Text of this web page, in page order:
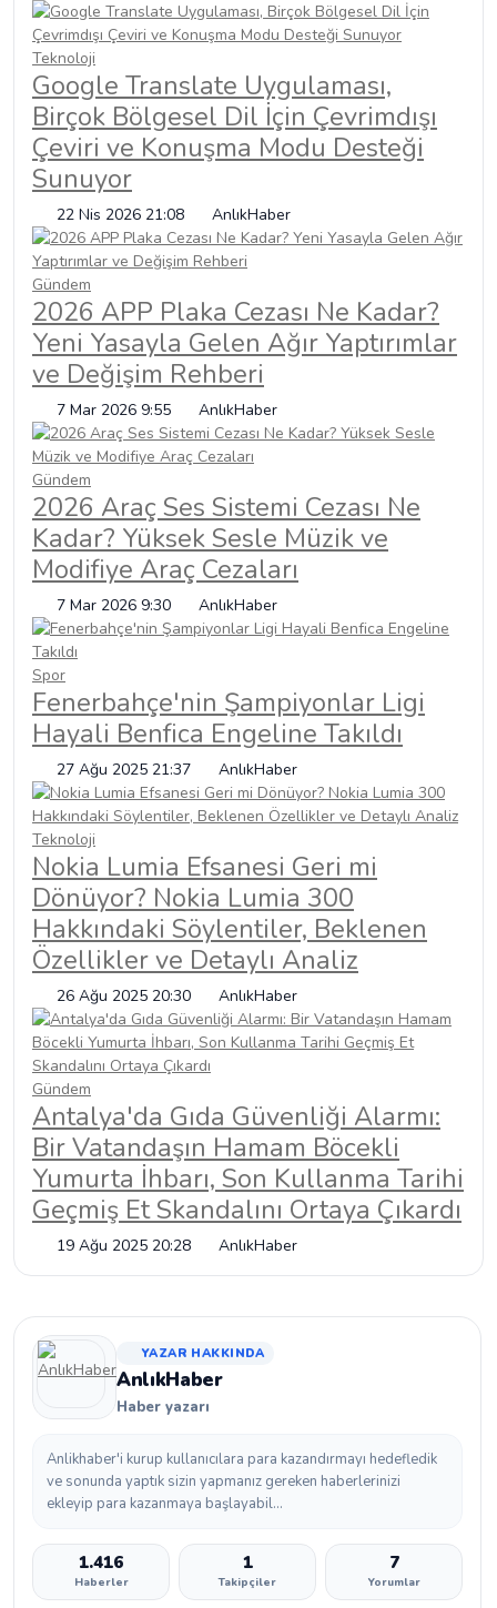
Teknoloji
Google Translate Uygulaması,
Birçok Bölgesel Dil İçin Çevrimdışı
Çeviri ve Konuşma Modu Desteği
Sunuyor
22 Nis 2026 21:08 AnlıkHaber
Gündem
2026 APP Plaka Cezası Ne Kadar?
Yeni Yasayla Gelen Ağır Yaptırımlar
ve Değişim Rehberi
7 Mar 2026 9:55 AnlıkHaber
Gündem
2026 Araç Ses Sistemi Cezası Ne
Kadar? Yüksek Sesle Müzik ve
Modifiye Araç Cezaları
7 Mar 2026 9:30 AnlıkHaber
Spor
Fenerbahçe'nin Şampiyonlar Ligi
Hayali Benfica Engeline Takıldı
27 Ağu 2025 21:37 AnlıkHaber
Teknoloji
Nokia Lumia Efsanesi Geri mi
Dönüyor? Nokia Lumia 300
Hakkındaki Söylentiler, Beklenen
Özellikler ve Detaylı Analiz
26 Ağu 2025 20:30 AnlıkHaber
Gündem
Antalya'da Gıda Güvenliği Alarmı:
Bir Vatandaşın Hamam Böcekli
Yumurta İhbarı, Son Kullanma Tarihi
Geçmiş Et Skandalını Ortaya Çıkardı
19 Ağu 2025 20:28 AnlıkHaber
YAZAR HAKKINDA
AnlıkHaber
Haber yazarı
Anlikhaber'i kurup kullanıcılara para kazandırmayı hedefledik
ve sonunda yaptık sizin yapmanız gereken haberlerinizi
ekleyip para kazanmaya başlayabil...
1.416
Haberler
1
Takipçiler
7
Yorumlar